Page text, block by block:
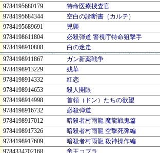
9784195680179
特命医療捜査官
9784195684344
空白の診断書（カルテ）
9784195689691
兇襲
9784198611804
必殺弾道 警視庁特命狙撃手
9784198910808
白の迷走
9784198911867
ガン新薬戦争
9784198913229
残華
9784198914332
紅恋
9784198914653
殺人開眼
9784198914998
首領（ドン）たちの欲望
9784198916732
必殺弾道
9784198917012
暗殺者村雨龍 魔龍戦鬼篇
9784198917326
暗殺者村雨龍 空撃死弾編
9784198917609
暗殺者村雨龍 殺神操作編
9784334702168 帝王コブラ